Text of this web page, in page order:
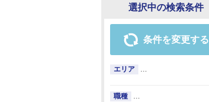
選択中の検索条件
条件を変更する
エリア
職種 …